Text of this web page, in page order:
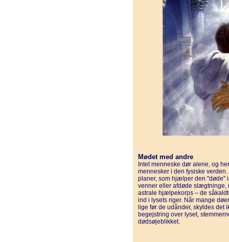
Mødet med andre
Intet menneske dør alene, og
mennesker i den fysiske
planer, som hjælper den "døde"
venner eller afdøde slægtninge,
astrale hjælpekorps – de
ind i lysets riger. Når mange
lige før de udånder, skyldes
begejstring over lyset,
dødsøjeblikket.